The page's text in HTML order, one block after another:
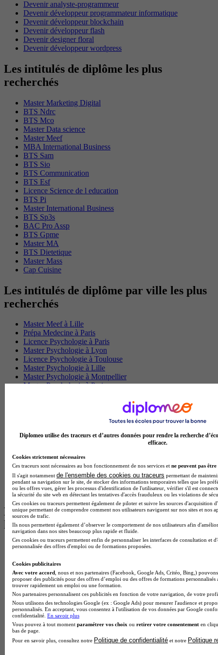
Devenir analyste-programmeur
Devenir développeur programmateur informatique
Devenir développeur blockchain
Devenir développeur flash
Devenir designer floral
Devenir développeur wordpress
Les intitulés de diplôme les plus
recherchés
Master Marketing Digital
BTS Ndrc
BTS Mco
Master Data science
Master Meef
MBA International Business
BTS Sam
BTS Sio
BTS Communication
BTS Esf
Licence Science de l education
BTS Pi
Master International Business
BTS Sp3s
BAC Pro Assp
BTS Gpme
Master MA
BTS Dietetique
Master Mass
Cap Cuisine
Les intitulés de diplôme par ville les plus
recherchés
Master Meef à Lille
Prépa Medecine à Paris
Licence Psychologie à Paris
Master Psychologie à Lyon
Licence Psychologie à Toulouse
Master Psychologie à Lille
Master Psychologie à Montpellier
Master Psychologie à Paris
BTS Tourisme à Toulouse
Master Informatique à Paris
BTS Communication à Bordeaux
Master Psychologie à Angers
BTS Communication à Lyon
BTS Ndrc à Lyon
Les intitulés de diplôme par alternance
les plus recherchés
BTS Esf en alternance
BTS Mco en alternance
BTS Pi en alternance
BTS Sp3s en alternance
Master CCA en alternance
BTS Ndrc en alternance
BTS Sam en alternance
Cap Fleuriste en alternance
BTS Sio en alternance
MSc Marketing Digital en alternance
BTS Gpme en alternance
Diplomeo utilise des traceurs et d’autres données pour rendre la recherche
efficace.
Cookies strictement nécessaires
Ces traceurs sont nécessaires au bon fonctionnement de nos services et ne peuvent pas être
Il s'agit notamment de l'ensemble des cookies ou traceurs permettant de
pendant sa navigation sur le site, de stocker des informations temporaires telles que les
ou les offres vues, gérer les processus d'identification de l'utilisateur, vérifier s'il est
la sécurité du site web en détectant les tentatives d'accès frauduleux ou les violations de
Ces cookies ou traceurs permettent également de piloter et suivre les sources d'acquisition
unique permettant de comprendre comment nos utilisateurs naviguent sur nos sites et nos
sources de trafic.
Ils nous permettent également d’observer le comportement de nos utilisateurs afin
navigation dans nos sites beaucoup plus rapide et fluide.
Ces cookies ou traceurs permettent enfin de personnaliser les interfaces de consultation et
personnalisée des offres d'emploi ou de formations proposées.
Cookies publicitaires
Avec votre accord , nous et nos partenaires (Facebook, Google Ads, Critéo, Bing,)
proposer des publicités pour des offres d’emploi ou des offres de formations
trouver rapidement un emploi ou une formation.
Nos partenaires personnalisent ces publicités en fonction de votre navigation, de votre
Nous utilisons des technologies Google (ex : Google Ads) pour mesurer l'audience et
personnalisés. En acceptant, vous consentez à l'utilisation de vos données par Google
confidentialité. En savoir plus
Vous pouvez à tout moment paramétrer vos choix ou retirer votre consentement en
bas de page.
Pour en savoir plus, consultez notre Politique de confidentialité et notre Politique